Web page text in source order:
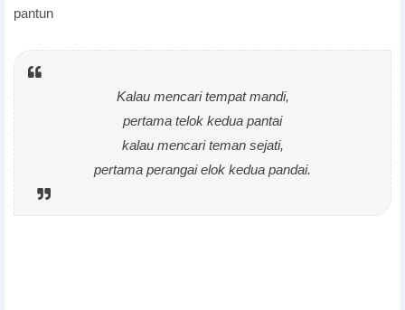
pantun
Kalau mencari tempat mandi,
pertama telok kedua pantai
kalau mencari teman sejati,
pertama perangai elok kedua pandai.